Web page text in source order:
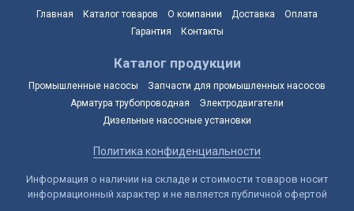
Главная Каталог товаров О компании Доставка
Оплата
Гарантия
Контакты
Каталог продукции
Промышленные насосы
Запчасти для промышленных насосов
Арматура трубопроводная
Электродвигатели
Дизельные насосные установки
Политика конфиденциальности
Информация о наличии на складе и стоимости товаров носит
информационный характер и не является публичной офертой